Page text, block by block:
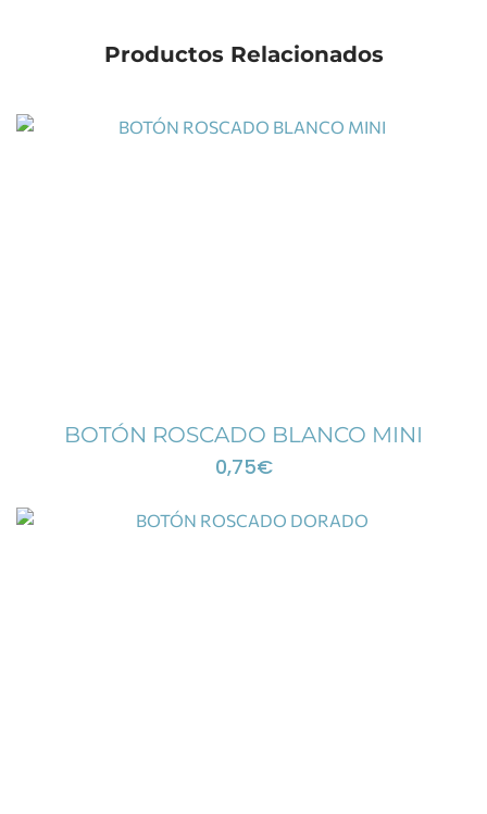
Productos Relacionados
BOTÓN ROSCADO BLANCO MINI
0,75€